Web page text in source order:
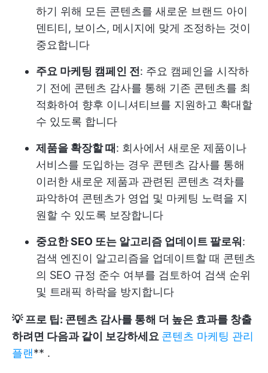
하기 위해 모든 콘텐츠를 새로운 브랜드 아이
덴티티, 보이스, 메시지에 맞게 조정하는 것이
중요합니다
주요 마케팅 캠페인 전 : 주요 캠페인을 시작하
기 전에 콘텐츠 감사를 통해 기존 콘텐츠를 최
적화하여 향후 이니셔티브를 지원하고 확대할
수 있도록 합니다
제품을 확장할 때 : 회사에서 새로운 제품이나
서비스를 도입하는 경우 콘텐츠 감사를 통해
이러한 새로운 제품과 관련된 콘텐츠 격차를
파악하여 콘텐츠가 영업 및 마케팅 노력을 지
원할 수 있도록 보장합니다
중요한 SEO 또는 알고리즘 업데이트 팔로워 :
검색 엔진이 알고리즘을 업데이트할 때 콘텐츠
의 SEO 규정 준수 여부를 검토하여 검색 순위
및 트래픽 하락을 방지합니다
💡 프로 팁: 콘텐츠 감사를 통해 더 높은 효과를 창출
하려면 다음과 같이 보강하세요 콘텐츠 마케팅 관리
플랜** .